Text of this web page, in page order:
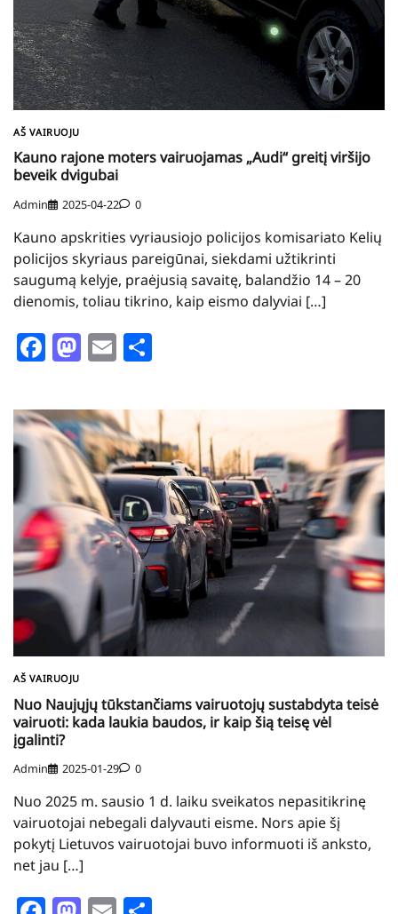
AŠ VAIRUOJU
Kauno rajone moters vairuojamas „Audi“ greitį viršijo
beveik dvigubai
Admin 2025-04-22 0
Kauno apskrities vyriausiojo policijos komisariato Kelių
policijos skyriaus pareigūnai, siekdami užtikrinti
saugumą kelyje, praėjusią savaitę, balandžio 14 – 20
dienomis, toliau tikrino, kaip eismo dalyviai […]
Facebook
Mastodon
Email
AŠ VAIRUOJU
Nuo Naujųjų tūkstančiams vairuotojų sustabdyta teisė
vairuoti: kada laukia baudos, ir kaip šią teisę vėl
įgalinti?
Admin 2025-01-29 0
Nuo 2025 m. sausio 1 d. laiku sveikatos nepasitikrinę
vairuotojai nebegali dalyvauti eisme. Nors apie šį
pokytį Lietuvos vairuotojai buvo informuoti iš anksto,
net jau […]